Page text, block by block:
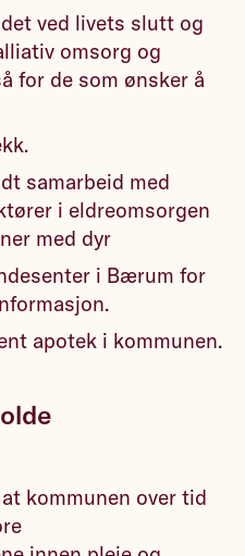
ved livets slutt og
omsorg og
for de som ønsker å
samarbeid med
i eldreomsorgen
med dyr
i Bærum for
apotek i kommunen.
kommunen over tid